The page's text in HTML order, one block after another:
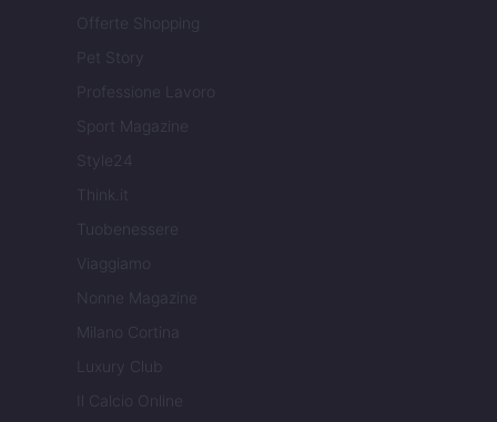
Offerte Shopping
Pet Story
Professione Lavoro
Sport Magazine
Style24
Think.it
Tuobenessere
Viaggiamo
Nonne Magazine
Milano Cortina
Luxury Club
Il Calcio Online